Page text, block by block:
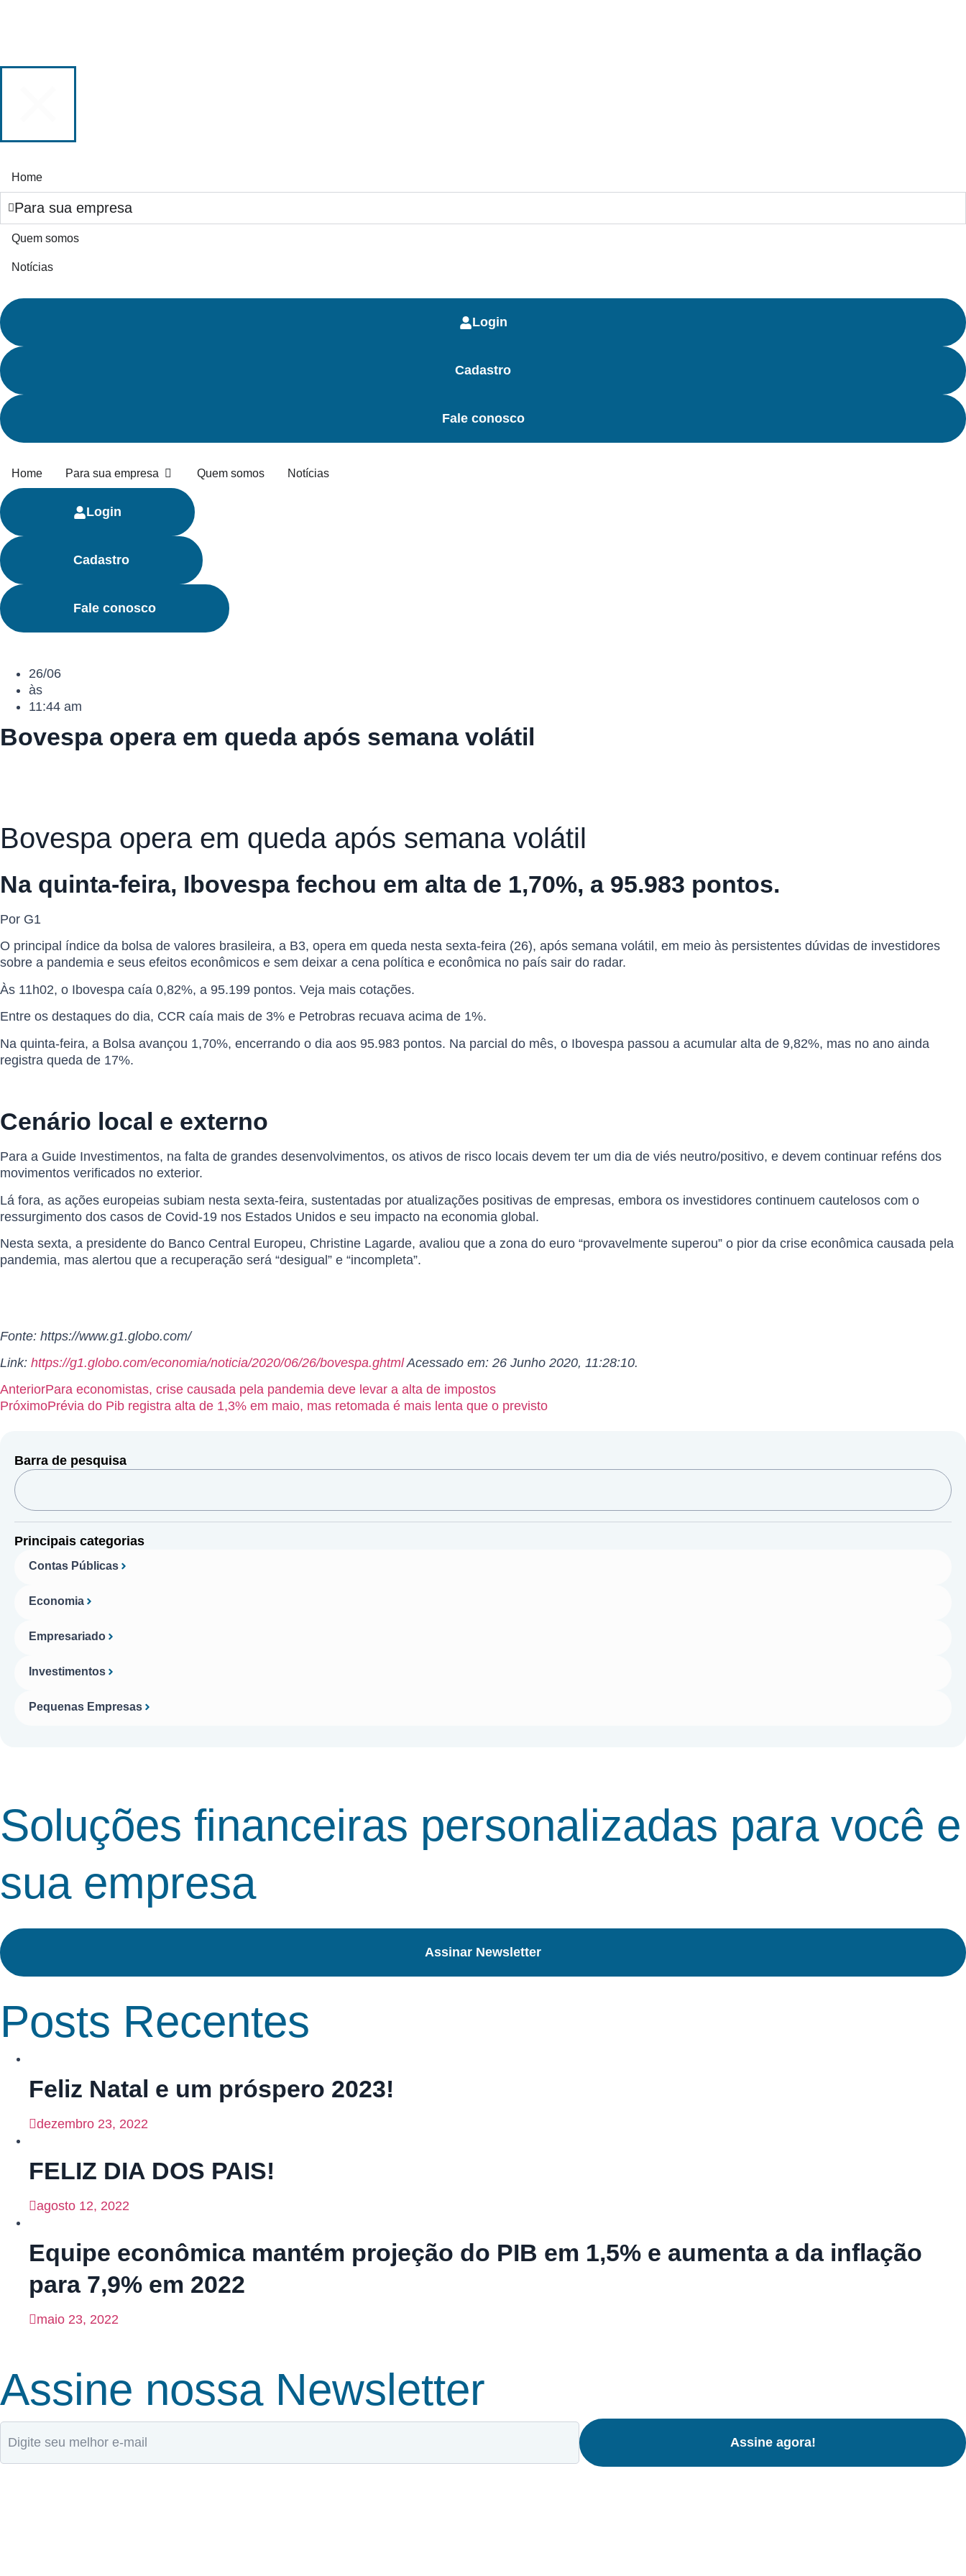
Home
Para sua empresa
Quem somos
Notícias
Login
Cadastro
Fale conosco
Home Para sua empresa Quem somos Notícias
Login
Cadastro
Fale conosco
26/06
às
11:44 am
Bovespa opera em queda após semana volátil
Bovespa opera em queda após semana volátil
Na quinta-feira, Ibovespa fechou em alta de 1,70%, a 95.983 pontos.
Por G1
O principal índice da bolsa de valores brasileira, a B3, opera em queda nesta sexta-feira (26), após semana volátil, em meio às persistentes dúvidas de investidores
sobre a pandemia e seus efeitos econômicos e sem deixar a cena política e econômica no país sair do radar.
Às 11h02, o Ibovespa caía 0,82%, a 95.199 pontos. Veja mais cotações.
Entre os destaques do dia, CCR caía mais de 3% e Petrobras recuava acima de 1%.
Na quinta-feira, a Bolsa avançou 1,70%, encerrando o dia aos 95.983 pontos. Na parcial do mês, o Ibovespa passou a acumular alta de 9,82%, mas no ano ainda
registra queda de 17%.
Cenário local e externo
Para a Guide Investimentos, na falta de grandes desenvolvimentos, os ativos de risco locais devem ter um dia de viés neutro/positivo, e devem continuar reféns dos
movimentos verificados no exterior.
Lá fora, as ações europeias subiam nesta sexta-feira, sustentadas por atualizações positivas de empresas, embora os investidores continuem cautelosos com o
ressurgimento dos casos de Covid-19 nos Estados Unidos e seu impacto na economia global.
Nesta sexta, a presidente do Banco Central Europeu, Christine Lagarde, avaliou que a zona do euro “provavelmente superou” o pior da crise econômica causada pela
pandemia, mas alertou que a recuperação será “desigual” e “incompleta”.
Fonte: https://www.g1.globo.com/
Link: https://g1.globo.com/economia/noticia/2020/06/26/bovespa.ghtmlAcessado em: 26 Junho 2020, 11:28:10.
AnteriorPara economistas, crise causada pela pandemia deve levar a alta de impostos
PróximoPrévia do Pib registra alta de 1,3% em maio, mas retomada é mais lenta que o previsto
Barra de pesquisa
Principais categorias
Contas Públicas
Economia
Empresariado
Investimentos
Pequenas Empresas
Soluções financeiras personalizadas para você e
sua empresa
Assinar Newsletter
Posts Recentes
Feliz Natal e um próspero 2023!
dezembro 23, 2022
FELIZ DIA DOS PAIS!
agosto 12, 2022
Equipe econômica mantém projeção do PIB em 1,5% e aumenta a da inflação
para 7,9% em 2022
maio 23, 2022
Assine nossa Newsletter
Assine agora!